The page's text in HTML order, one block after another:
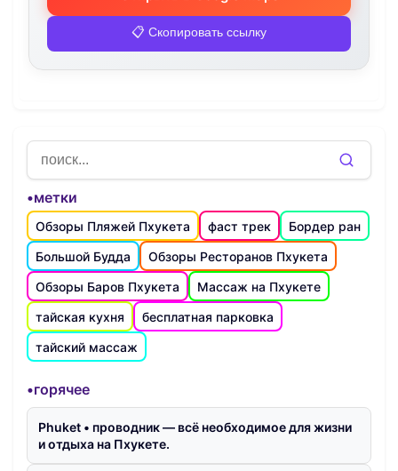
📋 Скопировать ссылку
•метки
Обзоры Пляжей Пхукета фаст трек
Бордер ран
Большой Будда
Обзоры Ресторанов Пхукета
Обзоры Баров Пхукета
Массаж на Пхукете
тайская кухня
бесплатная парковка
тайский массаж
•горячее
Phuket • проводник — всё необходимое для жизни
и отдыха на Пхукете.